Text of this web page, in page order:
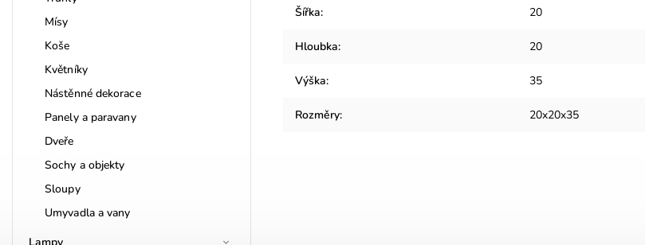
Mísy
Koše
Květníky
Nástěnné dekorace
Panely a paravany
Dveře
Sochy a objekty
Sloupy
Umyvadla a vany
Šířka: 20
Hloubka: 20
Výška: 35
Rozměry: 20x20x35